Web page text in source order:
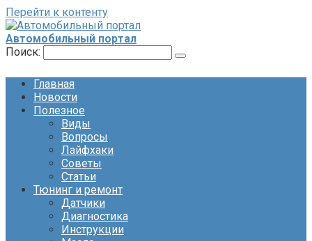
Перейти к контенту
Автомобильный портал
Поиск:
Главная
Новости
Полезное
Виды
Вопросы
Лайфхаки
Советы
Статьи
Тюнинг и ремонт
Датчики
Диагностика
Инструкции